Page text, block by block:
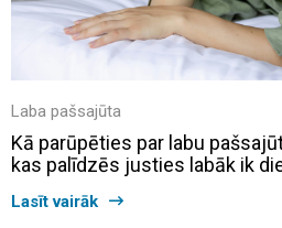
Laba pašsajūta
Kā parūpēties par labu
kas palīdzēs justies labāk ik
Lasīt vairāk